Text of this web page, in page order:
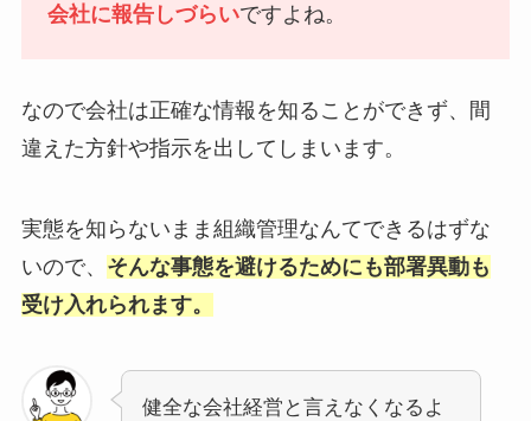
会社に報告しづらいですよね。
なので会社は正確な情報を知ることができず、間
違えた方針や指示を出してしまいます。
実態を知らないまま組織管理なんてできるはずな
いので、 そんな事態を避けるためにも部署異動も
受け入れられます。
健全な会社経営と言えなくなるよ